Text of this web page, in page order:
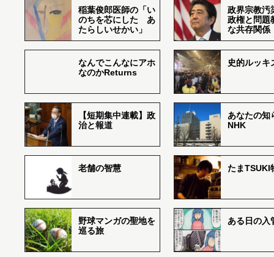
稲葉俊郎医師の「い
のちを芯にした あ
たらしいせかい」
政界宗教汚
政権と問題
な共存関係
なんでこんなにアホ
なのかReturns
史的ルッキ
【短期集中連載】政
治と報道
あなたの知
NHK
老舗の智慧 たまTSUKI
野球マンガの聖地を
巡る旅
ある日の入